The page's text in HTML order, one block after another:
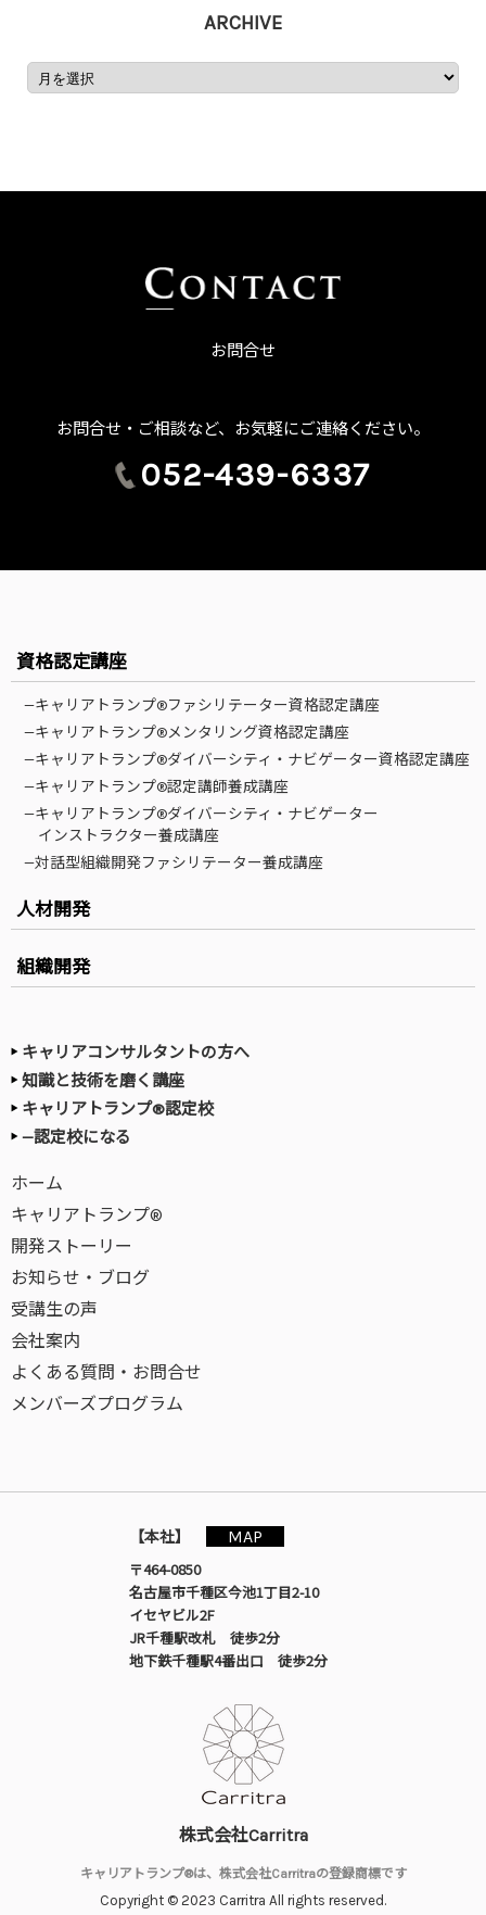
ARCHIVE
お問合せ
お問合せ・ご相談など、お気軽にご連絡ください。
052-439-6337
資格認定講座
—キャリアトランプ®ファシリテーター資格認定講座
—キャリアトランプ®メンタリング資格認定講座
—キャリアトランプ®ダイバーシティ・ナビゲーター資格認定講座
—キャリアトランプ®認定講師養成講座
—キャリアトランプ®ダイバーシティ・ナビゲーター
インストラクター養成講座
—対話型組織開発ファシリテーター養成講座
人材開発
組織開発
キャリアコンサルタントの方へ
知識と技術を磨く講座
キャリアトランプ®認定校
—認定校になる
ホーム
キャリアトランプ®
開発ストーリー
お知らせ・ブログ
受講生の声
会社案内
よくある質問・お問合せ
メンバーズプログラム
【本社】
MAP
〒464-0850
名古屋市千種区今池1丁目2-10
イセヤビル2F
JR千種駅改札 徒歩2分
地下鉄千種駅4番出口 徒歩2分
株式会社Carritra
キャリアトランプ®は、株式会社Carritraの登録商標です
Copyright © 2023 Carritra All rights reserved.